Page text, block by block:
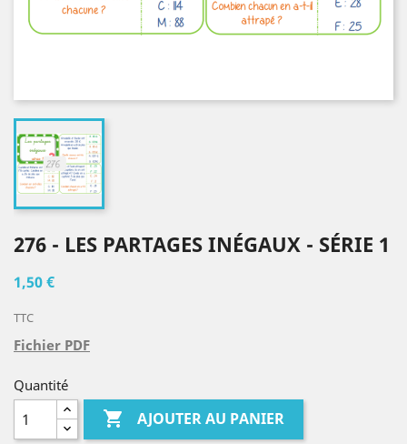
276 - LES PARTAGES INÉGAUX - SÉRIE 1
1,50 €
TTC
Fichier PDF
Quantité
 AJOUTER AU PANIER